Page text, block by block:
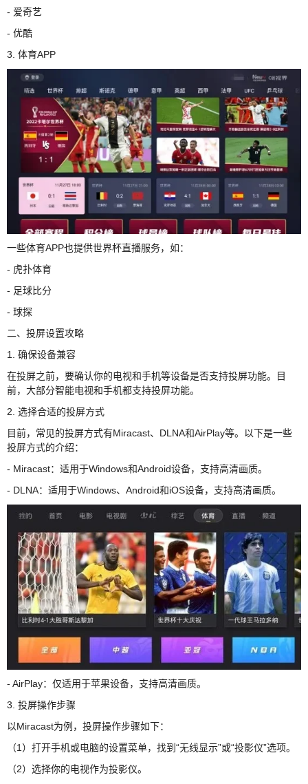
- 爱奇艺
- 优酷
3. 体育APP
一些体育APP也提供世界杯直播服务，如：
- 虎扑体育
- 足球比分
- 球探
二、投屏设置攻略
1. 确保设备兼容
在投屏之前，要确认你的电视和手机等设备是否支持投屏功能。目
前，大部分智能电视和手机都支持投屏功能。
2. 选择合适的投屏方式
目前，常见的投屏方式有Miracast、DLNA和AirPlay等。以下是一些
投屏方式的介绍：
- Miracast：适用于Windows和Android设备，支持高清画质。
- DLNA：适用于Windows、Android和iOS设备，支持高清画质。
- AirPlay：仅适用于苹果设备，支持高清画质。
3. 投屏操作步骤
以Miracast为例，投屏操作步骤如下：
（1）打开手机或电脑的设置菜单，找到“无线显示”或“投影仪”选项。
（2）选择你的电视作为投影仪。